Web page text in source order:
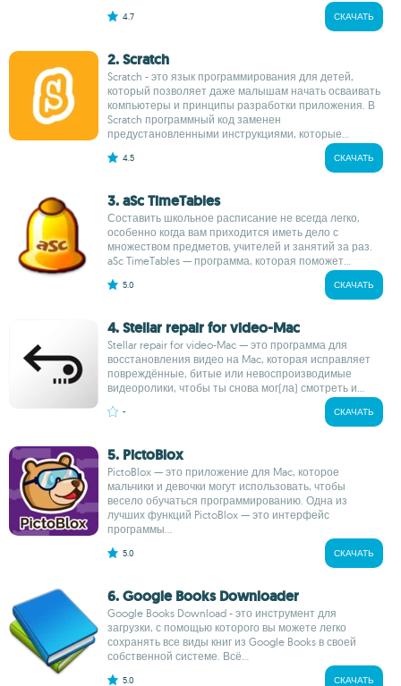
4.7 СКАЧАТЬ
2. Scratch
Scratch - это язык программирования для детей,
который позволяет даже малышам начать осваивать
компьютеры и принципы разработки приложения. В
Scratch программный код заменен
предустановленными инструкциями, которые...
4.5 СКАЧАТЬ
3. aSc TimeTables
Составить школьное расписание не всегда легко,
особенно когда вам приходится иметь дело с
множеством предметов, учителей и занятий за раз.
aSc TimeTables — программа, которая поможет...
5.0 СКАЧАТЬ
4. Stellar repair for video-Mac
Stellar repair for video-Mac — это программа для
восстановления видео на Mac, которая исправляет
повреждённые, битые или невоспроизводимые
видеоролики, чтобы ты снова мог(ла) смотреть и...
- СКАЧАТЬ
5. PictoBlox
PictoBlox — это приложение для Mac, которое
мальчики и девочки могут использовать, чтобы
весело обучаться программированию. Одна из
лучших функций PictoBlox — это интерфейс
программы...
5.0 СКАЧАТЬ
6. Google Books Downloader
Google Books Download - это инструмент для
загрузки, с помощью которого вы можете легко
сохранять все виды книг из Google Books в своей
собственной системе. Всё...
5.0 СКАЧАТЬ